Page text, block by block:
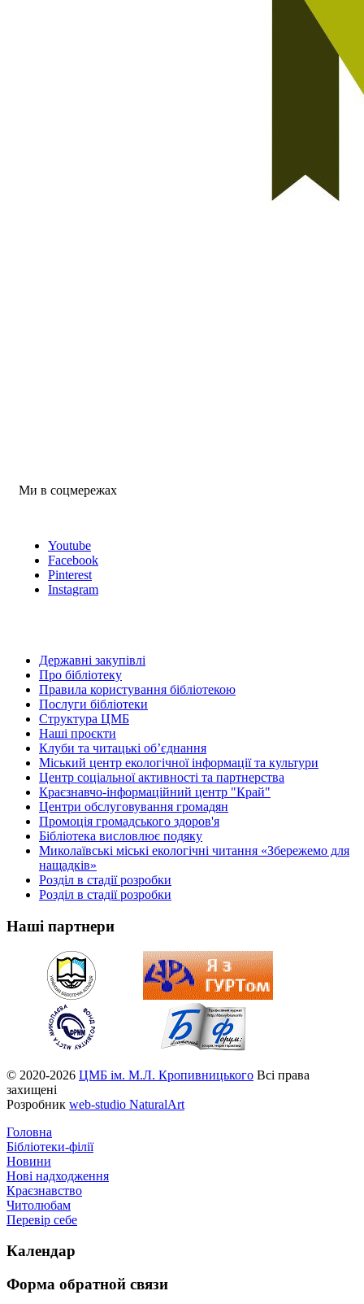
Ми в соцмережах
Youtube
Facebook
Pinterest
Instagram
Державні закупівлі
Про бібліотеку
Правила користування бібліотекою
Послуги бібліотеки
Структура ЦМБ
Наші проєкти
Клуби та читацькі об’єднання
Міський центр екологічної інформації та культури
Центр соціальної активності та партнерства
Краєзнавчо-інформаційний центр "Край"
Центри обслуговування громадян
Промоція громадського здоров'я
Бібліотека висловлює подяку
Миколаївські міські екологічні читання «Збережемо для
нащадків»
Розділ в стадії розробки
Розділ в стадії розробки
Наші партнери
© 2020-2026 ЦМБ ім. М.Л. Кропивницького Всі права
захищені
Розробник web-studio NaturalArt
Головна
Бібліотеки-філії
Новини
Нові надходження
Краєзнавство
Читолюбам
Перевір себе
Календар
Форма обратной связи